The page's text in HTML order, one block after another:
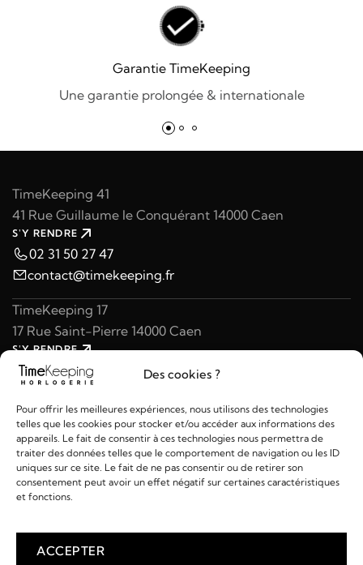
Des cookies ?
Pour offrir les meilleures expériences, nous utilisons des technologies
telles que les cookies pour stocker et/ou accéder aux informations des
appareils. Le fait de consentir à ces technologies nous permettra de
traiter des données telles que le comportement de navigation ou les ID
uniques sur ce site. Le fait de ne pas consentir ou de retirer son
consentement peut avoir un effet négatif sur certaines caractéristiques
et fonctions.
ACCEPTER
Garantie TimeKeeping
Une garantie prolongée & internationale
TimeKeeping 41
41 Rue Guillaume le Conquérant 14000 Caen
S'Y RENDRE
02 31 50 27 47
contact@timekeeping.fr
TimeKeeping 17
17 Rue Saint-Pierre 14000 Caen
S'Y RENDRE
02 31 47 49 97
Liens utiles